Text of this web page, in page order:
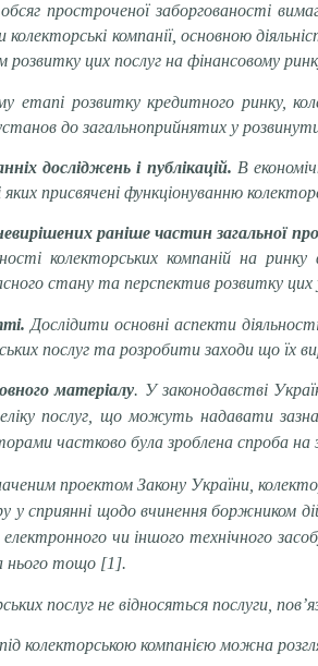
простроченої заборгованості
компанії, основною
розвитку цих послуг на фінансовому
етапі розвитку кредитного ринку,
до загальноприйнятих у
досліджень і публікацій. В
яких присвячені функціонуванню
раніше частин загальної
колекторських компаній на
стану та перспектив розвитку
Дослідити основні аспекти
послуг та розробити заходи що їх
матеріалу. У законодавстві
послуг, що можуть надавати
частково була зроблена спроба на
проектом Закону України, к
у сприянні щодо вчинення боржником
чи іншого технічного
нього тощо [1].
послуг не відносяться послуги,
під колекторською компанією можна